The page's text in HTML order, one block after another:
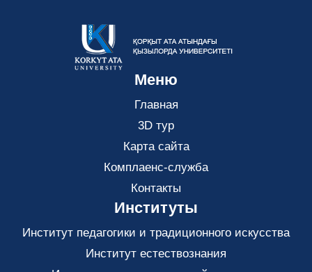
Меню
Главная
3D тур
Карта сайта
Комплаенс-служба
Контакты
Институты
Институт педагогики и традиционного искусства
Институт естествознания